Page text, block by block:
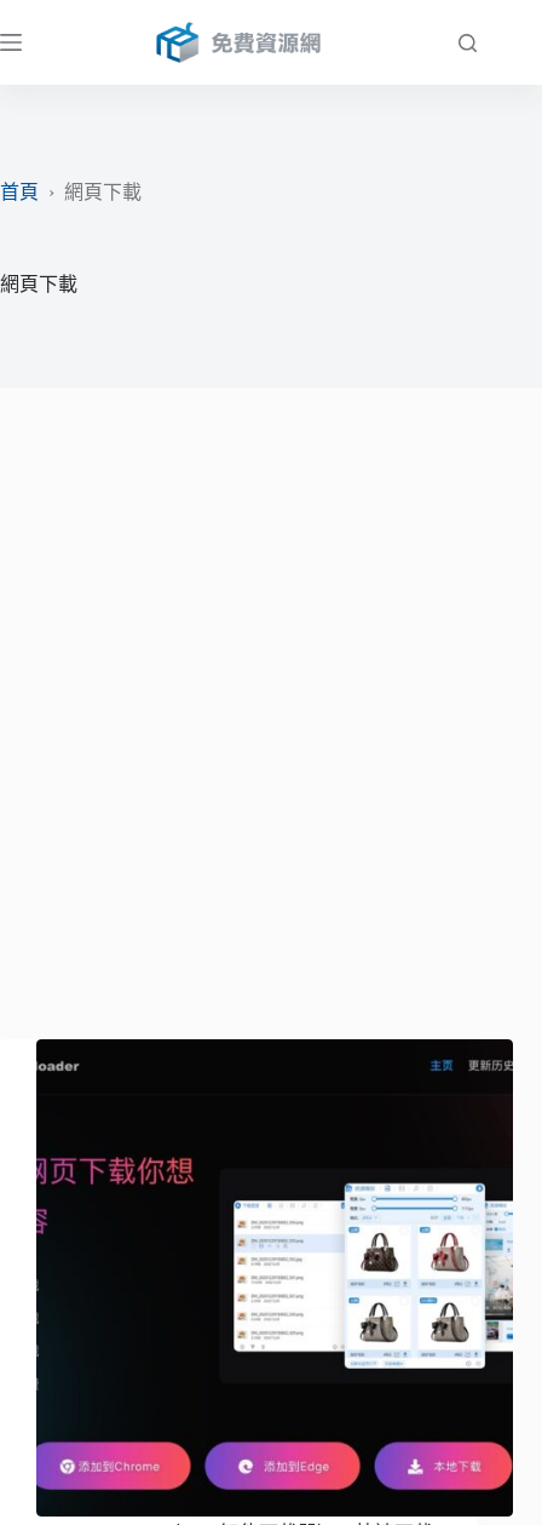
至
首頁
› 網頁下載
網頁下載